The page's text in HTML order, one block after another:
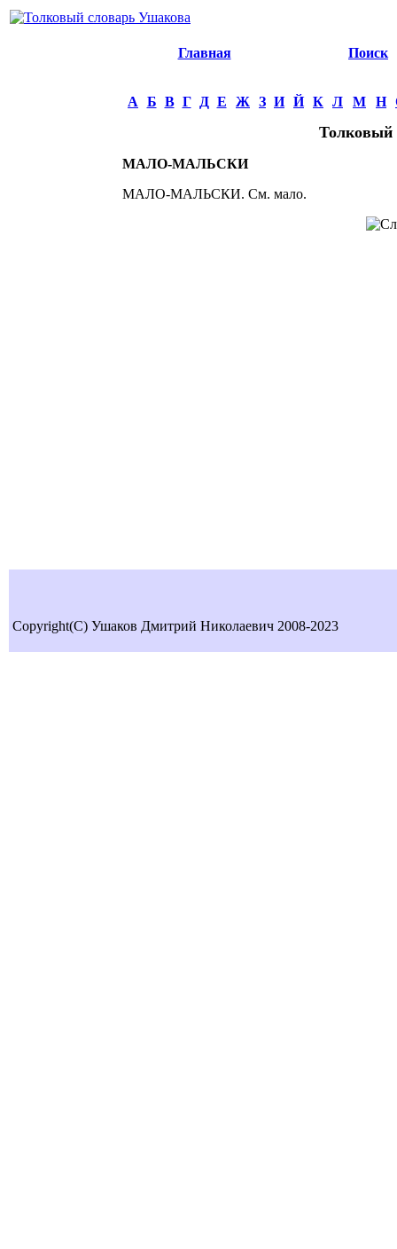
Главная Поиск
А Б В Г Д Е Ж З И Й К Л М Н
Толковый
МАЛО-МАЛЬСКИ
МАЛО-МАЛЬСКИ. См. мало.
Copyright(C) Ушаков Дмитрий Николаевич 2008-2023